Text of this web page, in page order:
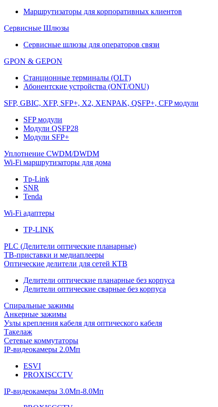
Маршрутизаторы для корпоративных клиентов
Сервисные Шлюзы
Сервисные шлюзы для операторов связи
GPON & GEPON
Станционные терминалы (OLT)
Абонентские устройства (ONT/ONU)
SFP, GBIC, XFP, SFP+, X2, XENPAK, QSFP+, CFP модули
SFP модули
Модули QSFP28
Модули SFP+
Уплотнение CWDM/DWDM
Wi-Fi маршрутизаторы для дома
Tp-Link
SNR
Tenda
Wi-Fi адаптеры
TP-LINK
PLC (Делители оптические планарные)
ТВ-приставки и медиаплееры
Оптические делители для сетей КТВ
Делители оптические планарные без корпуса
Делители оптические сварные без корпуса
Спиральные зажимы
Анкерные зажимы
Узлы крепления кабеля для оптического кабеля
Такелаж
Сетевые коммутаторы
IP-видеокамеры 2.0Мп
ESVI
PROXISCCTV
IP-видеокамеры 3.0Мп-8.0Мп